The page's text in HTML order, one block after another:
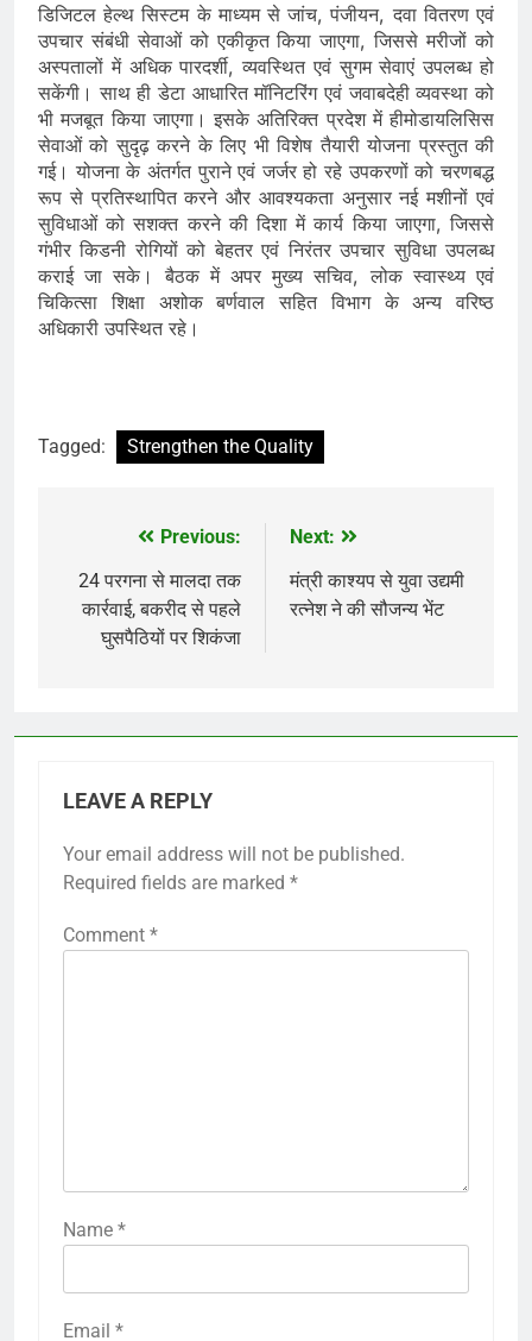
डिजिटल हेल्थ सिस्टम के माध्यम से जांच, पंजीयन, दवा वितरण एवं
उपचार संबंधी सेवाओं को एकीकृत किया जाएगा, जिससे मरीजों को
अस्पतालों में अधिक पारदर्शी, व्यवस्थित एवं सुगम सेवाएं उपलब्ध हो
सकेंगी। साथ ही डेटा आधारित मॉनिटरिंग एवं जवाबदेही व्यवस्था को
भी मजबूत किया जाएगा। इसके अतिरिक्त प्रदेश में हीमोडायलिसिस
सेवाओं को सुदृढ़ करने के लिए भी विशेष तैयारी योजना प्रस्तुत की
गई। योजना के अंतर्गत पुराने एवं जर्जर हो रहे उपकरणों को चरणबद्ध
रूप से प्रतिस्थापित करने और आवश्यकता अनुसार नई मशीनों एवं
सुविधाओं को सशक्त करने की दिशा में कार्य किया जाएगा, जिससे
गंभीर किडनी रोगियों को बेहतर एवं निरंतर उपचार सुविधा उपलब्ध
कराई जा सके। बैठक में अपर मुख्य सचिव, लोक स्वास्थ्य एवं
चिकित्सा शिक्षा अशोक बर्णवाल सहित विभाग के अन्य वरिष्ठ
अधिकारी उपस्थित रहे।
Tagged: Strengthen the Quality
navigation
Previous:
24 परगना से मालदा तक
कार्रवाई, बकरीद से पहले
घुसपैठियों पर शिकंजा
Next:
मंत्री काश्यप से युवा उद्यमी
रत्नेश ने की सौजन्य भेंट
LEAVE A REPLY
Your email address will not be published.
Required fields are marked *
Comment *
Name *
Email *